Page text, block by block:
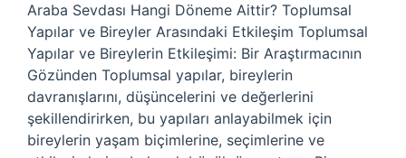
Araba Sevdası Hangi Döneme Aittir? Toplumsal
Yapılar ve Bireyler Arasındaki Etkileşim Toplumsal
Yapılar ve Bireylerin Etkileşimi: Bir Araştırmacının
Gözünden Toplumsal yapılar, bireylerin
davranışlarını, düşüncelerini ve değerlerini
şekillendirirken, bu yapıları anlayabilmek için
bireylerin yaşam biçimlerine, seçimlerine ve